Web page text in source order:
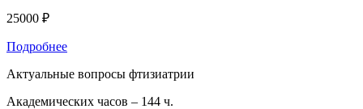
25000 ₽
Подробнее
Актуальные вопросы фтизиатрии
Академических часов – 144 ч.